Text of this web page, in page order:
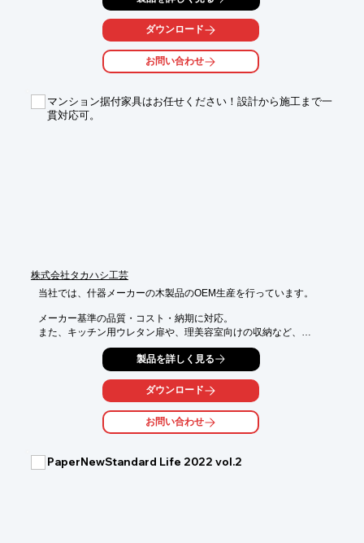
ニーズを最優先にした確かな品質・予算の管理、納期の遵守をお
お客様との密なコミュニケーションを大切に細部までこだわった
サービスの提供をいたします。
■ご相談・お見積り無料
■法人・個人問わず
ダウンロード
お問い合わせ
マンション据付家具はお任せください！設計から施工まで一
貫対応可。
株式会社タカハシ工芸
当社では、什器メーカーの木製品のOEM生産を行っています。
メーカー基準の品質・コスト・納期に対応。
また、キッチン用ウレタン扉や、理美容室向けの収納など、
多品種少量生産に対応しています。
ご要望の際はお気軽にお問い合わせください。
【その他の事業】
■木製品OEM生産事業
■オプションパーツ事業
製品を詳しく見る
ダウンロード
お問い合わせ
PaperNewStandard Life 2022 vol.2